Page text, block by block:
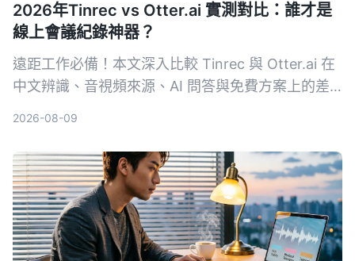
2026年Tinrec vs Otter.ai 實測對比：誰才是
線上會議紀錄神器？
遠距工作必備！本文深入比較 Tinrec 與 Otter.ai 在
中文辨識、音視頻來源、AI 問答與免費方案上的差
2026-08-09